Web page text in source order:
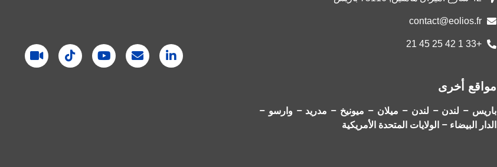
contact@eolios.fr
+33 1 42 25 45 21
مواقع أخرى
باريس – لندن – لندن – ميلان – ميونيخ – مدريد – وارسو –
الدار البيضاء – الولايات المتحدة الأمريكية